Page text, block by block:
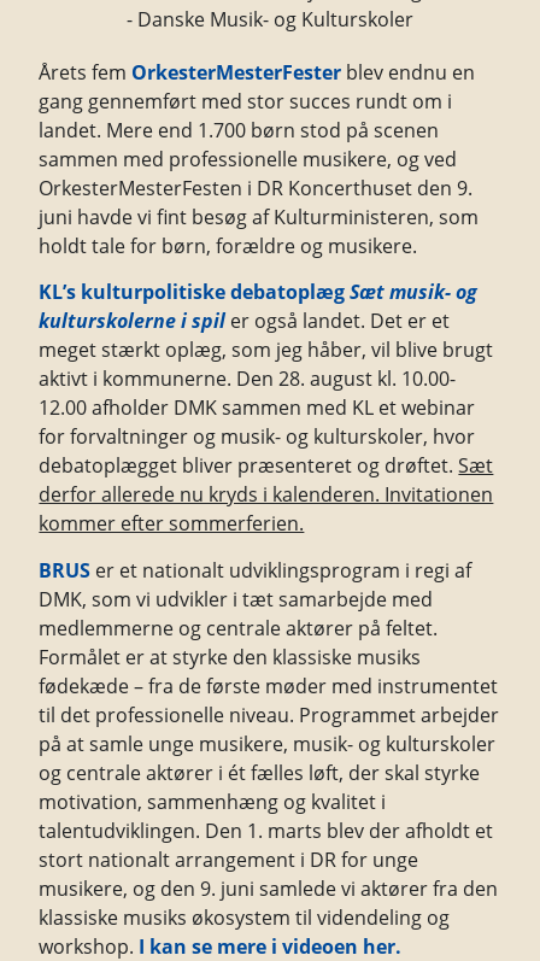
Årets fem OrkesterMesterFester blev endnu en
gang gennemført med stor succes rundt om i
landet. Mere end 1.700 børn stod på scenen
sammen med professionelle musikere, og ved
OrkesterMesterFesten i DR Koncerthuset den 9.
juni havde vi fint besøg af Kulturministeren, som
holdt tale for børn, forældre og musikere.
KL’s kulturpolitiske debatoplægSæt musik- og
kulturskolerne i spil er også landet. Det er et
meget stærkt oplæg, som jeg håber, vil blive brugt
aktivt i kommunerne. Den 28. august kl. 10.00-
12.00 afholder DMK sammen med KL et webinar
for forvaltninger og musik- og kulturskoler, hvor
debatoplægget bliver præsenteret og drøftet.Sæt
derfor allerede nu kryds i kalenderen. Invitationen
kommer efter sommerferien.
BRUS er et nationalt udviklingsprogram i regi af
DMK, som vi udvikler i tæt samarbejde med
medlemmerne og centrale aktører på feltet.
Formålet er at styrke den klassiske musiks
fødekæde – fra de første møder med instrumentet
til det professionelle niveau. Programmet arbejder
på at samle unge musikere, musik- og kulturskoler
og centrale aktører i ét fælles løft, der skal styrke
motivation, sammenhæng og kvalitet i
talentudviklingen. Den 1. marts blev der afholdt et
stort nationalt arrangement i DR for unge
musikere, og den 9. juni samlede vi aktører fra den
klassiske musiks økosystem til videndeling og
workshop. I kan se mere i videoen her.